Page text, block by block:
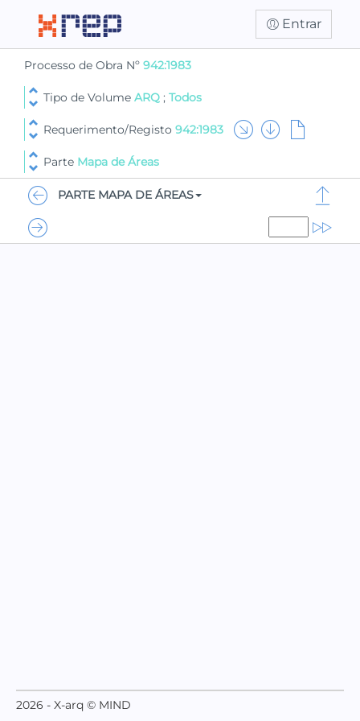
Entrar
Processo de Obra Nº 942:1983
Tipo de Volume ARQ ; Todos
Requerimento/Registo 942:1983
Parte Mapa de Áreas
PARTE MAPA DE ÁREAS
2026 - X-arq © MIND